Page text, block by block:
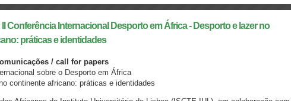
Conferência Internacional Desporto em África - Desporto e lazer no
práticas e identidades
/ call for papers
sobre o Desporto em África
continente africano: práticas e identidades